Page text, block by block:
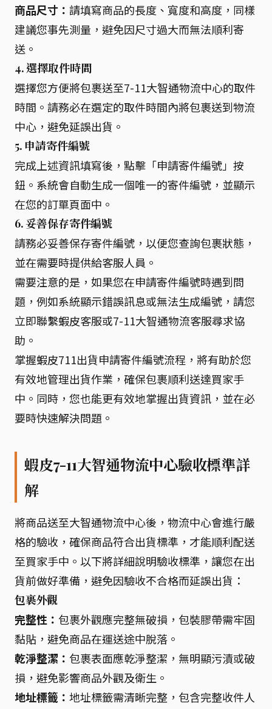
商品尺寸： 請填寫商品的長度、寬度和高度，同樣
建議您事先測量，避免因尺寸過大而無法順利寄
送。
4. 選擇取件時間
選擇您方便將包裹送至7-11大智通物流中心的取件
時間。請務必在選定的取件時間內將包裹送到物流
中心，避免延誤出貨。
5. 申請寄件編號
完成上述資訊填寫後，點擊「申請寄件編號」按
鈕。系統會自動生成一個唯一的寄件編號，並顯示
在您的訂單頁面中。
6. 妥善保存寄件編號
請務必妥善保存寄件編號，以便您查詢包裹狀態，
並在需要時提供給客服人員。
需要注意的是，如果您在申請寄件編號時遇到問
題，例如系統顯示錯誤訊息或無法生成編號，請您
立即聯繫蝦皮客服或7-11大智通物流客服尋求協
助。
掌握蝦皮711出貨申請寄件編號流程，將有助於您
有效地管理出貨作業，確保包裹順利送達買家手
中。同時，您也能更有效地掌握出貨資訊，並在必
要時快速解決問題。
蝦皮7-11大智通物流中心驗收標準詳
解
將商品送至大智通物流中心後，物流中心會進行嚴
格的驗收，確保商品符合出貨標準，才能順利配送
至買家手中。以下將詳細說明驗收標準，讓您在出
貨前做好準備，避免因驗收不合格而延誤出貨：
包裹外觀
完整性： 包裹外觀應完整無破損，包裝膠帶需牢固
黏貼，避免商品在運送途中脫落。
乾淨整潔： 包裹表面應乾淨整潔，無明顯污漬或破
損，避免影響商品外觀及衛生。
地址標籤： 地址標籤需清晰完整，包含完整收件人